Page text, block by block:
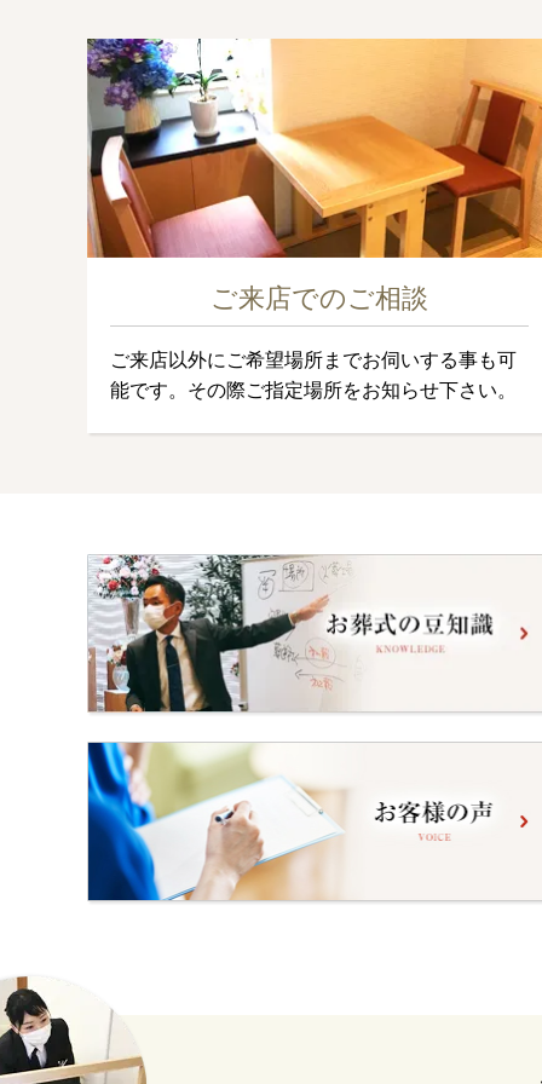
ご来店でのご相談
ご来店以外にご希望場所までお伺いする事も可
能です。その際ご指定場所をお知らせ下さい。